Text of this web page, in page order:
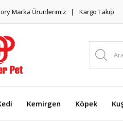
Marka Ürünlerimiz Kargo Takip
Kemirgen Köpek